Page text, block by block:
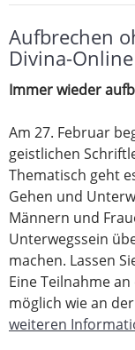
Aufbrechen
Divina-Online
Immer wieder
Am 27. Februar
geistlichen
Thematisch geht
Gehen und
Männern und
Unterwegssein
machen. Lassen
Eine Teilnahme
möglich wie an
weiteren